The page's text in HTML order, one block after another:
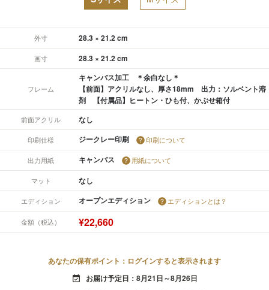
外寸 28.3 × 21.2 cm
画寸 28.3 × 21.2 cm
フレーム
キャンバス加工 ＊余白なし＊
【前面】アクリルなし、厚さ18mm 出力：ソルベント溶
剤 【付属品】ヒートン・ひも付、かぶせ箱付
前面アクリル なし
印刷仕様 ジークレー印刷 印刷について
出力用紙 キャンバス 用紙について
マット なし
エディション オープンエディション エディションとは？
金額（税込） ¥22,660
あなたの保有ポイント：ログインすると表示されます
event_available お届け予定日：8月21日～8月26日